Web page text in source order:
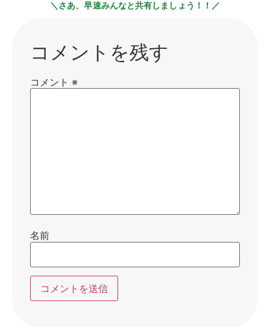
＼さあ、早速みんなと共有しましょう！！／
コメントを残す
コメント ※
名前